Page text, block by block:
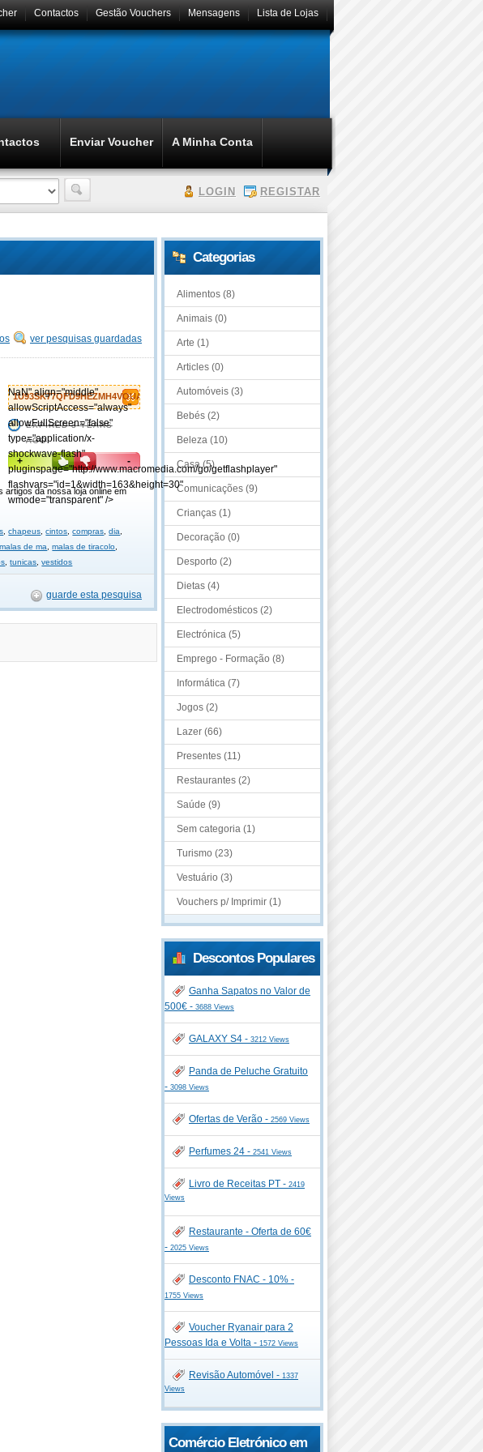
Lista de Lojas
Mensagens
Gestão Vouchers
Contactos
Enviar Voucher A Minha Conta
LOGIN REGISTAR
ver pesquisas guardadas
1U93SK77QFD9HEZMH4VOUAVL
NaN" align="middle"
allowScriptAccess="always"
allowFullScreen="false"
type="application/x-
shockwave-flash"
pluginspage="http://www.macromedia.com/go/getflashplayer"
flashvars="id=1&width=163&height=30"
wmode="transparent" />
EXPIRED 3 YEARS
AGO
+ -
artigos da nossa loja online em
,chapeus ,cintos ,compras ,dia
malas de ma ,malas de tiracolo
,tunicas ,vestidos
guarde esta pesquisa
Categorias
Alimentos (8)
Animais (0)
Arte (1)
Articles (0)
Automóveis (3)
Bebés (2)
Beleza (10)
Casa (5)
Comunicações (9)
Crianças (1)
Decoração (0)
Desporto (2)
Dietas (4)
Electrodomésticos (2)
Electrónica (5)
Emprego - Formação (8)
Informática (7)
Jogos (2)
Lazer (66)
Presentes (11)
Restaurantes (2)
Saúde (9)
Sem categoria (1)
Turismo (23)
Vestuário (3)
Vouchers p/ Imprimir (1)
Descontos Populares
Ganha Sapatos no Valor de
500€ - 3688 Views
GALAXY S4 - 3212 Views
Panda de Peluche Gratuito
- 3098 Views
Ofertas de Verão - 2569 Views
Perfumes 24 - 2541 Views
Livro de Receitas PT - 2419
Views
Restaurante - Oferta de 60€
- 2025 Views
Desconto FNAC - 10% -
1755 Views
Voucher Ryanair para 2
Pessoas Ida e Volta - 1572 Views
Revisão Automóvel - 1337
Views
Comércio Eletrónico em